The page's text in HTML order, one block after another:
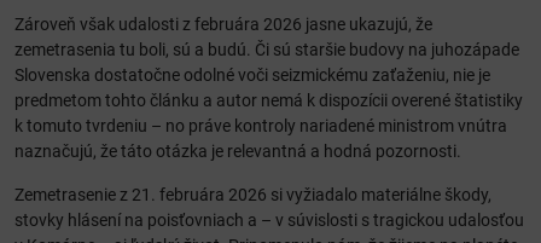
Zároveň však udalosti z februára 2026 jasne ukazujú, že
zemetrasenia tu boli, sú a budú. Či sú staršie budovy na juhozápade
Slovenska dostatočne odolné voči seizmickému zaťaženiu, nie je
predmetom tohto článku a autor nemá k dispozícii overené štatistiky
k tomuto tvrdeniu – no práve kontroly nariadené ministrom vnútra
naznačujú, že táto otázka je relevantná a hodná pozornosti.
Zemetrasenie z 21. februára 2026 si vyžiadalo materiálne škody,
stovky hlásení na poisťovniach a – v súvislosti s tragickou udalosťou